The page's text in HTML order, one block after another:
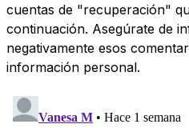
cuentas de "recuperación"
continuación. Asegúrate de
negativamente esos
información personal.